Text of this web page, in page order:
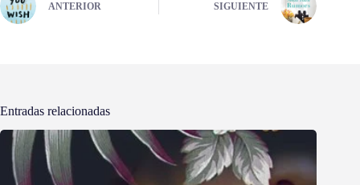
ANTERIOR SIGUIENTE
Entradas relacionadas